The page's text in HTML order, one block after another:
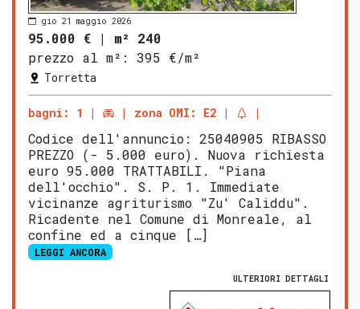
gio 21 maggio 2026
95.000 € | m² 240
prezzo al m²:
395 €/m²
Torretta
bagni: 1 zona OMI: E2
Codice dell'annuncio: 25040905 RIBASSO
PREZZO (- 5.000 euro). Nuova richiesta
euro 95.000 TRATTABILI. "Piana
dell'occhio". S. P. 1. Immediate
vicinanze agriturismo "Zu' Caliddu".
Ricadente nel Comune di Monreale, al
confine ed a cinque […]
LEGGI ANCORA
ULTERIORI DETTAGLI